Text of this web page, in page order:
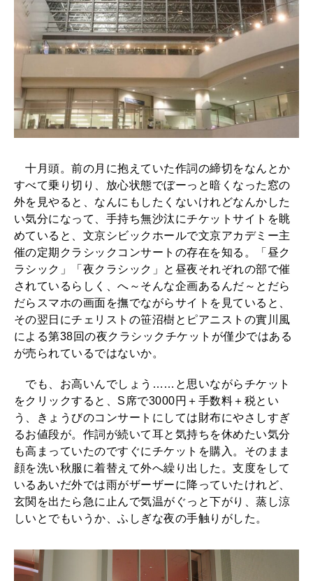
十月頭。前の月に抱えていた作詞の締切をなんとか
すべて乗り切り、放心状態でぼーっと暗くなった窓の
外を見やると、なんにもしたくないけれどなんかした
い気分になって、手持ち無沙汰にチケットサイトを眺
めていると、文京シビックホールで文京アカデミー主
催の定期クラシックコンサートの存在を知る。「昼ク
ラシック」「夜クラシック」と昼夜それぞれの部で催
されているらしく、へ～そんな企画あるんだ～とだら
だらスマホの画面を撫でながらサイトを見ていると、
その翌日にチェリストの笹沼樹とピアニストの實川風
による第38回の夜クラシックチケットが僅少ではある
が売られているではないか。
でも、お高いんでしょう……と思いながらチケット
をクリックすると、S席で3000円＋手数料＋税とい
う、きょうびのコンサートにしては財布にやさしすぎ
るお値段が。作詞が続いて耳と気持ちを休めたい気分
も高まっていたのですぐにチケットを購入。そのまま
顔を洗い秋服に着替えて外へ繰り出した。支度をして
いるあいだ外では雨がザーザーに降っていたけれど、
玄関を出たら急に止んで気温がぐっと下がり、蒸し涼
しいとでもいうか、ふしぎな夜の手触りがした。